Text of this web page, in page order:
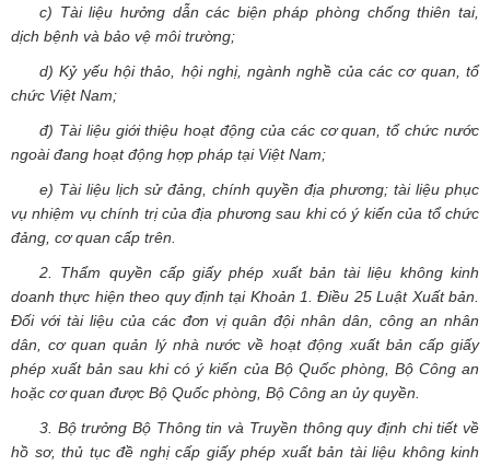
c) Tài liệu hưởng dẫn các biện pháp phòng chống thiên tai,
dịch bệnh và bảo vệ môi trường;
d) Kỷ yếu hội thảo, hội nghị, ngành nghề của các cơ quan, tổ
chức Việt Nam;
đ) Tài liệu giới thiệu hoạt động của các cơ quan, tổ chức nước
ngoài đang hoạt động hợp pháp tại Việt Nam;
e) Tài liệu lịch sử đảng, chính quyền địa phương; tài liệu phục
vụ nhiệm vụ chính trị của địa phương sau khi có ý kiến của tổ chức
đảng, cơ quan cấp trên.
2. Thẩm quyền cấp giấy phép xuất bản tài liệu không kinh
doanh thực hiện theo quy định tại Khoản 1. Điều 25 Luật Xuất bản.
Đối với tài liệu của các đơn vị quân đội nhân dân, công an nhân
dân, cơ quan quản lý nhà nước về hoạt động xuất bản cấp giấy
phép xuất bản sau khi có ý kiến của Bộ Quốc phòng, Bộ Công an
hoặc cơ quan được Bộ Quốc phòng, Bộ Công an ủy quyền.
3. Bộ trưởng Bộ Thông tin và Truyền thông quy định chi tiết về
hồ sơ, thủ tục đề nghị cấp giấy phép xuất bản tài liệu không kinh